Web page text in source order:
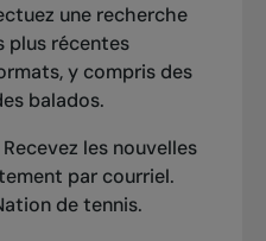
une recherche
plus récentes
y compris des
balados.
les nouvelles
par courriel.
de tennis.